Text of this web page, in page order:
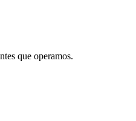
que operamos.